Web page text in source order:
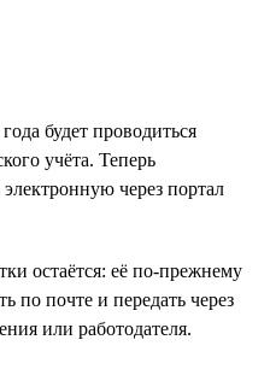
будет проводиться
учёта. Теперь
через портал
остаётся: её по-прежнему
по почте и передать через
или работодателя.